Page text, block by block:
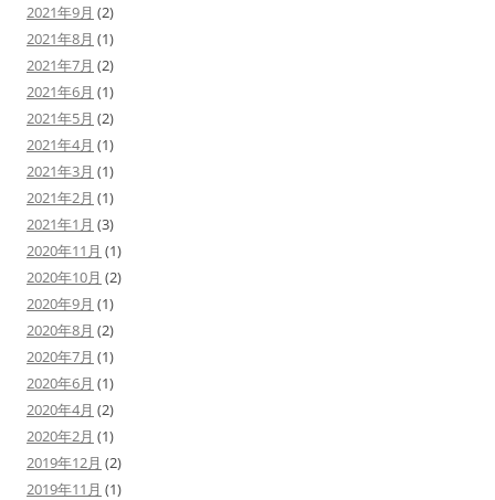
2021年9月 (2)
2021年8月 (1)
2021年7月 (2)
2021年6月 (1)
2021年5月 (2)
2021年4月 (1)
2021年3月 (1)
2021年2月 (1)
2021年1月 (3)
2020年11月 (1)
2020年10月 (2)
2020年9月 (1)
2020年8月 (2)
2020年7月 (1)
2020年6月 (1)
2020年4月 (2)
2020年2月 (1)
2019年12月 (2)
2019年11月 (1)